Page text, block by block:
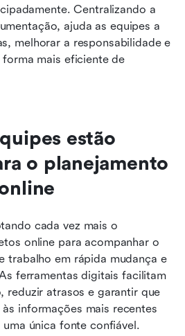
Centralizando a
ajuda as equipes a
melhorar a responsabilidade e
mais eficiente de
estão
o planejamento
cada vez mais o
online para acompanhar o
trabalho em rápida mudança e
ferramentas digitais facilitam
reduzir atrasos e garantir que
informações mais recentes
única fonte confiável.